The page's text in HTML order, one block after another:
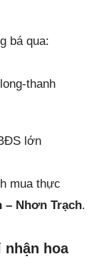
bá qua:
thanh
lớn
mua thực
– Nhơn Trạch.
hoa